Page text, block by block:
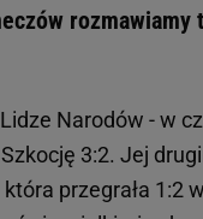
rozmawiamy
Narodów - w
3:2. Jej
przegrała 1:2